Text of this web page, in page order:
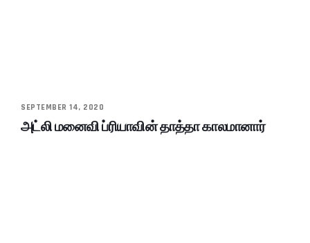
SEPTEMBER 14, 2020
அட்லி மனைவி ப்ரியாவின் தாத்தா காலமானார்